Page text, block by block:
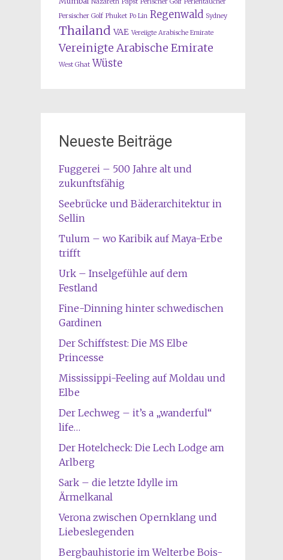
Persischer Golf Phuket Po Lin Regenwald Sydney
Thailand VAE Vereiigte Arabische Emirate
Vereinigte Arabische Emirate
West Ghat Wüste
Neueste Beiträge
Fuggerei – 500 Jahre alt und
zukunftsfähig
Seebrücke und Bäderarchitektur in
Sellin
Tulum – wo Karibik auf Maya-Erbe
trifft
Urk – Inselgefühle auf dem
Festland
Fine-Dinning hinter schwedischen
Gardinen
Der Schiffstest: Die MS Elbe
Princesse
Mississippi-Feeling auf Moldau und
Elbe
Der Lechweg – it’s a „wanderful“
life…
Der Hotelcheck: Die Lech Lodge am
Arlberg
Sark – die letzte Idylle im
Ärmelkanal
Verona zwischen Opernklang und
Liebeslegenden
Bergbauhistorie im Welterbe Bois-